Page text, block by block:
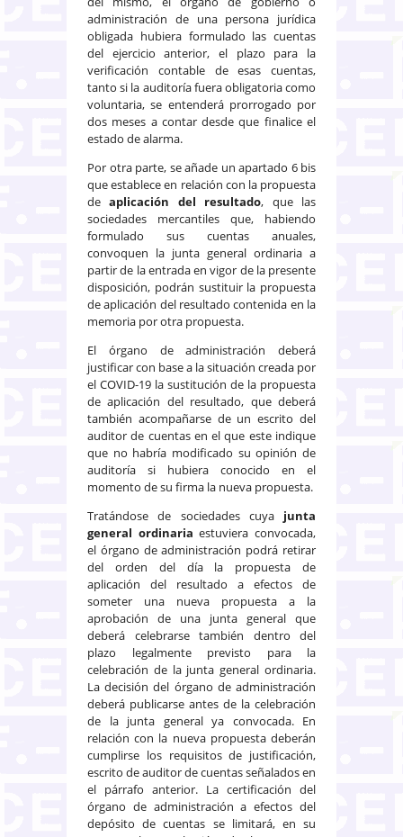
administración de una persona jurídica
obligada hubiera formulado las cuentas
del ejercicio anterior, el plazo para la
verificación contable de esas cuentas,
tanto si la auditoría fuera obligatoria como
voluntaria, se entenderá prorrogado por
dos meses a contar desde que finalice el
estado de alarma.
Por otra parte, se añade un apartado 6 bis
que establece en relación con la propuesta
deaplicación del resultado, que las
sociedades mercantiles que, habiendo
formulado sus cuentas anuales,
convoquen la junta general ordinaria a
partir de la entrada en vigor de la presente
disposición, podrán sustituir la propuesta
de aplicación del resultado contenida en la
memoria por otra propuesta.
El órgano de administración deberá
justificar con base a la situación creada por
el COVID-19 la sustitución de la propuesta
de aplicación del resultado, que deberá
también acompañarse de un escrito del
auditor de cuentas en el que este indique
que no habría modificado su opinión de
auditoría si hubiera conocido en el
momento de su firma la nueva propuesta.
Tratándose de sociedades cuya junta
general ordinaria estuviera convocada,
el órgano de administración podrá retirar
del orden del día la propuesta de
aplicación del resultado a efectos de
someter una nueva propuesta a la
aprobación de una junta general que
deberá celebrarse también dentro del
plazo legalmente previsto para la
celebración de la junta general ordinaria.
La decisión del órgano de administración
deberá publicarse antes de la celebración
de la junta general ya convocada. En
relación con la nueva propuesta deberán
cumplirse los requisitos de justificación,
escrito de auditor de cuentas señalados en
el párrafo anterior. La certificación del
órgano de administración a efectos del
depósito de cuentas se limitará, en su